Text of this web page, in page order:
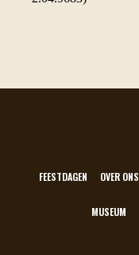
FEESTDAGEN OVER ONS
MUSEUM